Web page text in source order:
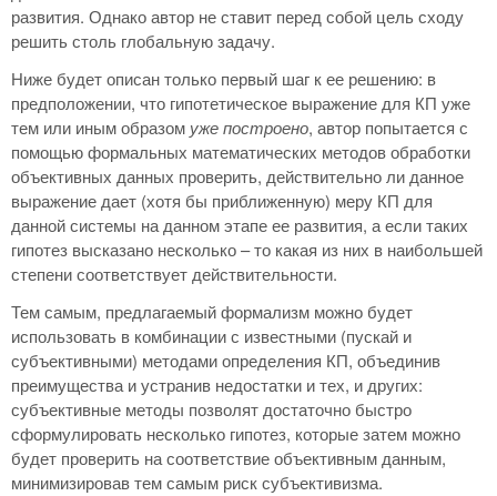
развития. Однако автор не ставит перед собой цель сходу
решить столь глобальную задачу.
Ниже будет описан только первый шаг к ее решению: в
предположении, что гипотетическое выражение для КП уже
тем или иным образом уже построено, автор попытается с
помощью формальных математических методов обработки
объективных данных проверить, действительно ли данное
выражение дает (хотя бы приближенную) меру КП для
данной системы на данном этапе ее развития, а если таких
гипотез высказано несколько – то какая из них в наибольшей
степени соответствует действительности.
Тем самым, предлагаемый формализм можно будет
использовать в комбинации с известными (пускай и
субъективными) методами определения КП, объединив
преимущества и устранив недостатки и тех, и других:
субъективные методы позволят достаточно быстро
сформулировать несколько гипотез, которые затем можно
будет проверить на соответствие объективным данным,
минимизировав тем самым риск субъективизма.